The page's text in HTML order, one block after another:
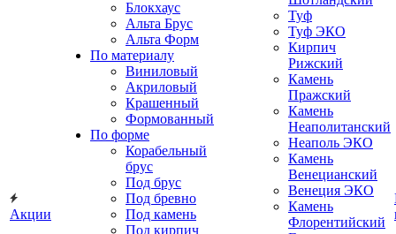
Акции
Блокхаус
Альта Брус
Альта Форм
По материалу
Виниловый
Акриловый
Крашенный
Формованный
По форме
Корабельный
брус
Под брус
Под бревно
Под камень
Под кирпич
Туф
Туф ЭКО
Кирпич
Рижский
Камень
Пражский
Камень
Неаполитанский
Неаполь ЭКО
Камень
Венецианский
Венеция ЭКО
Камень
Флорентийский